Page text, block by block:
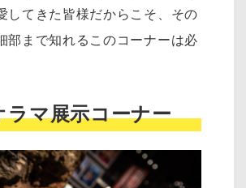
してきた皆様だからこそ、その
部まで知れるこのコーナーは必
マ展示コーナー